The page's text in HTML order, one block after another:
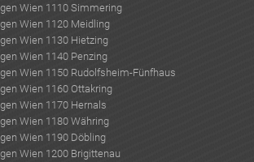
Wien 1110 Simmering
Wien 1120 Meidling
Wien 1130 Hietzing
Wien 1140 Penzing
Wien 1150 Rudolfsheim-Fünfhaus
Wien 1160 Ottakring
Wien 1170 Hernals
Wien 1180 Währing
Wien 1190 Döbling
Wien 1200 Brigittenau